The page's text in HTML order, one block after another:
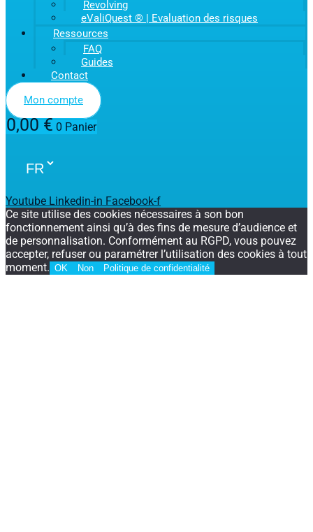
Revolving
eValiQuest ® | Evaluation des risques
Ressources
FAQ
Guides
Contact
Mon compte
0,00€ 0 Panier
Youtube Linkedin-in Facebook-f
Ce site utilise des cookies nécessaires à son bon
fonctionnement ainsi qu’à des fins de mesure d’audience et
de personnalisation. Conformément au RGPD, vous pouvez
accepter, refuser ou paramétrer l’utilisation des cookies à tout
moment. OK Non Politique de confidentialité